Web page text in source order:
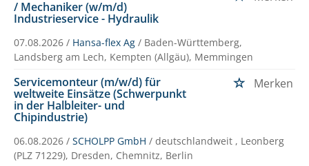
/ Mechaniker (w/m/d)
Industrieservice - Hydraulik
07.08.2026 / Hansa-flex Ag / Baden-Württemberg,
Landsberg am Lech, Kempten (Allgäu), Memmingen
Servicemonteur (m/w/d) für
weltweite Einsätze (Schwerpunkt
in der Halbleiter- und
Chipindustrie)
Merken
06.08.2026 / SCHOLPP GmbH / deutschlandweit , Leonberg
(PLZ 71229), Dresden, Chemnitz, Berlin